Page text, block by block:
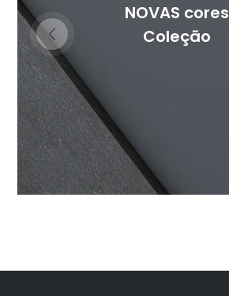
NOVAS cores
Coleção